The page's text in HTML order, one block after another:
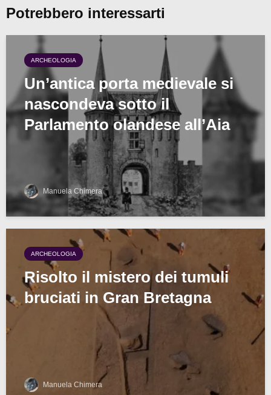
Potrebbero interessarti
ARCHEOLOGIA
Un’antica porta medievale si
nascondeva sotto il
Parlamento olandese all’Aia
Manuela Chimera
ARCHEOLOGIA
Risolto il mistero dei tumuli
bruciati in Gran Bretagna
Manuela Chimera